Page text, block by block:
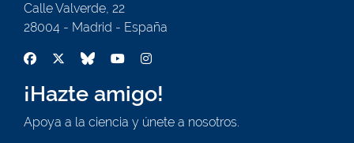
Calle Valverde, 22
28004 - Madrid - España
¡Hazte amigo!
Apoya a la ciencia y únete a nosotros.